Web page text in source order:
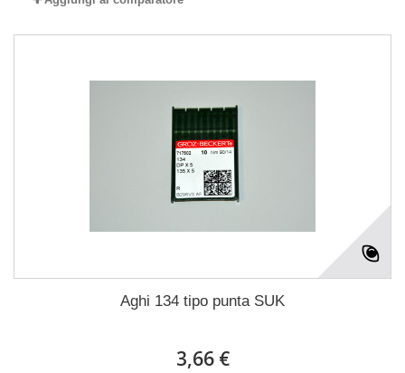
Aghi 134 tipo punta SUK
3,66 €